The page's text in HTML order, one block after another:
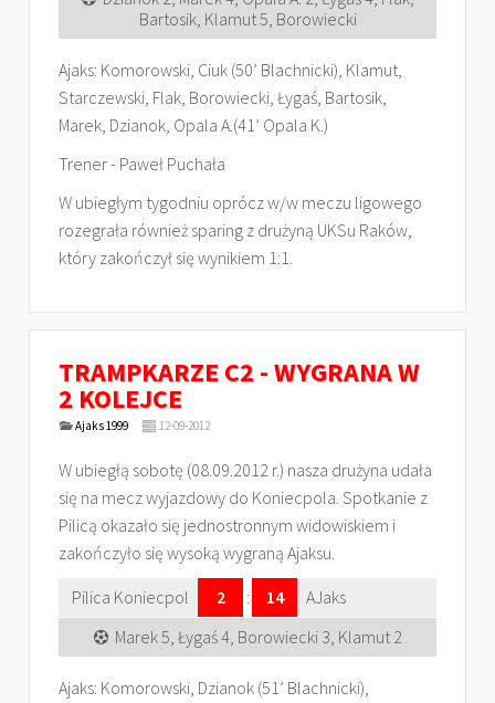
Bartosik, Klamut 5, Borowiecki
Ajaks: Komorowski, Ciuk (50’ Blachnicki), Klamut,
Starczewski, Flak, Borowiecki, Łygaś, Bartosik,
Marek, Dzianok, Opala A.(41’ Opala K.)
Trener - Paweł Puchała
W ubiegłym tygodniu oprócz w/w meczu ligowego
rozegrała również sparing z drużyną UKSu Raków,
który zakończył się wynikiem 1:1.
TRAMPKARZE C2 - WYGRANA W
2 KOLEJCE
Ajaks 1999 12-09-2012
W ubiegłą sobotę (08.09.2012 r.) nasza drużyna udała
się na mecz wyjazdowy do Koniecpola. Spotkanie z
Pilicą okazało się jednostronnym widowiskiem i
zakończyło się wysoką wygraną Ajaksu.
Pilica Koniecpol
2 : 14
AJaks
Marek 5, Łygaś 4, Borowiecki 3, Klamut 2
Ajaks: Komorowski, Dzianok (51’ Blachnicki),